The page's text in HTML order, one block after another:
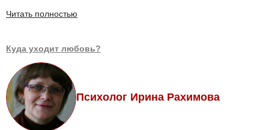
Читать полностью
Куда уходит любовь?
Психолог Ирина Рахимова